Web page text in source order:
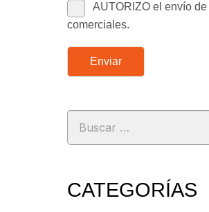
AUTORIZO el envío
comerciales.
Enviar
Buscar:
CATEGORÍAS